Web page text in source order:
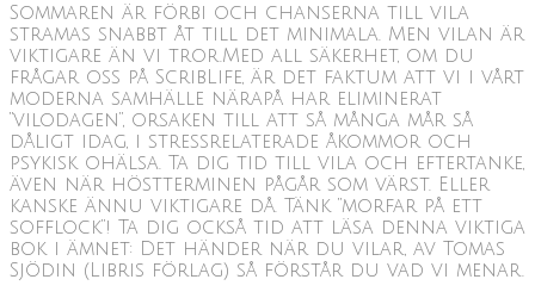
Sommaren är förbi och chanserna till vila
stramas snabbt åt till det minimala. Men vilan är
viktigare än vi tror.Med all säkerhet, om du
frågar oss på ScribLife, är det faktum att vi i vårt
moderna samhälle närapå har eliminerat
”vilodagen”, orsaken till att så många mår så
dåligt idag, i stressrelaterade åkommor och
psykisk ohälsa. Ta dig tid till vila och eftertanke,
även när höstterminen pågår som värst. Eller
kanske ännu viktigare då. Tänk ”morfar på ett
sofflock”! Ta dig också tid att läsa denna viktiga
bok i ämnet: Det händer när du vilar, av Tomas
Sjödin (Libris förlag) så förstår du vad vi menar.